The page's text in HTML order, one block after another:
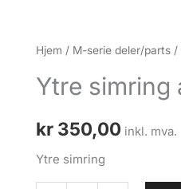
Hjem / M-serie deler/parts /
Ytre
kr 350,00 inkl. mva.
Ytre simring